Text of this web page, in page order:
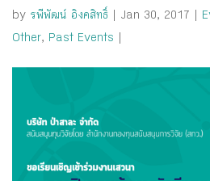
by รพีพัฒน์ อิงคสิทธิ์ Jan 30, 2017
Other, Past Events